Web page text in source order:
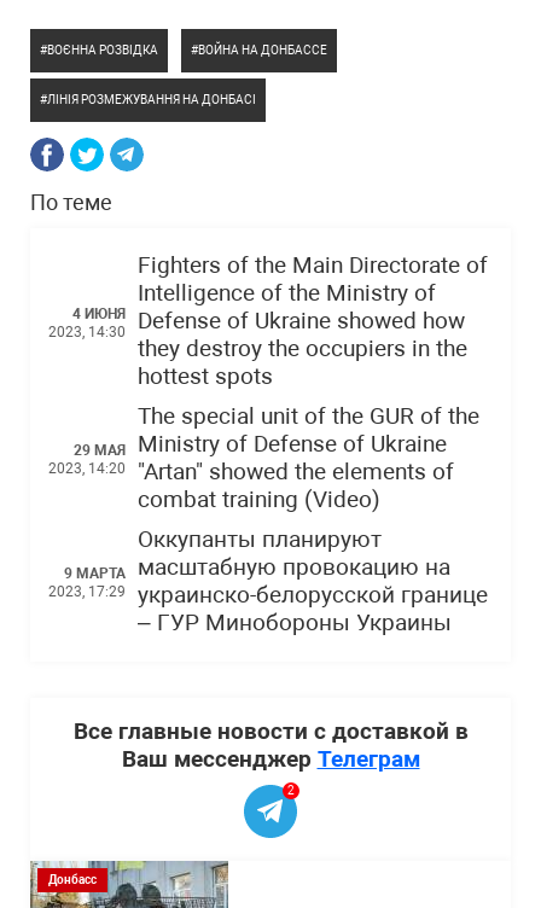
ВОЄННА РОЗВІДКА ВОЙНА НА ДОНБАССЕ
ЛІНІЯ РОЗМЕЖУВАННЯ НА ДОНБАСІ
По теме
4 ИЮНЯ
2023, 14:30
Fighters of the Main Directorate of
Intelligence of the Ministry of
Defense of Ukraine showed how
they destroy the occupiers in the
hottest spots
29 МАЯ
2023, 14:20
The special unit of the GUR of the
Ministry of Defense of Ukraine
"Artan" showed the elements of
combat training (Video)
9 МАРТА
2023, 17:29
Оккупанты планируют
масштабную провокацию на
украинско-белорусской границе
– ГУР Минобороны Украины
Все главные новости с доставкой в
Ваш мессенджер Телеграм
2
Донбасс